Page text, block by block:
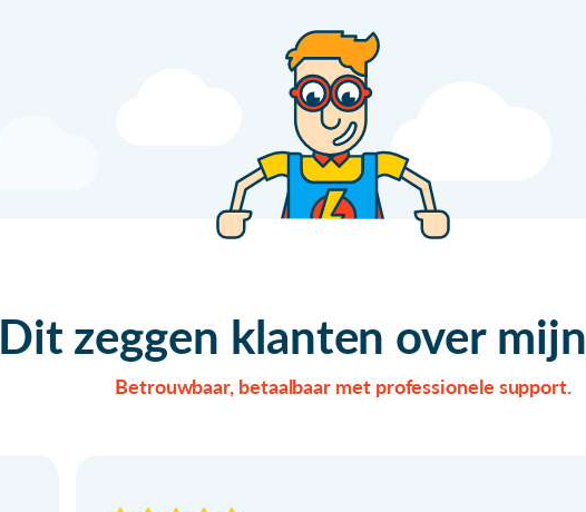
Dit zeggen klanten over mijn
Betrouwbaar, betaalbaar met professionele support.